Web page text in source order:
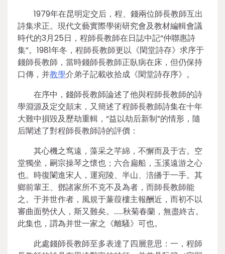
1979年在昆明定交后，程、錢兩位師長教師互出
詩集求正。現代文藝實際學術研究會及教材編輯會議
時代的3月25日，程師長教師在日誌中記“仲聯惠詩
集”。1981年冬，程師長教師更以《閑堂詩存》求序于
錢師長教師，當時錢師長教師正臥病在床，但仍保持
口傳，并教學介弟子記載收拾成《閑堂詩存序》。
在序中，錢師長教師論述了他與程師長教師的詩
學淵源及定交顛末，又簡述了程師長教師詩集在十年
大難中損毀及歷劫重輯，“益以劫后新制”的情形，隨
后闡述了對程師長教師詩的評價：
其心機之窎遠，藻采之芊綿，不懈而及于古。空
堂獨坐，嗣宗操琴之懷也；六合扁船，玉溪遠游之心
也。時復闌進宋人，運宛陵、半山、涪皤于一手。其
鄉前輩王、鄧諸家所不克不及為者，而師長教師能
之。于并世作者，風規于蒹葭樓主報酬近，而初不以
審曲面勢伏人，斯又難矣。……秋菊春蘭，無盡終古。
此集也，謂為并世一家之《離騷》可也。
此處錢師長教師至多表達了四層意思：一，程師